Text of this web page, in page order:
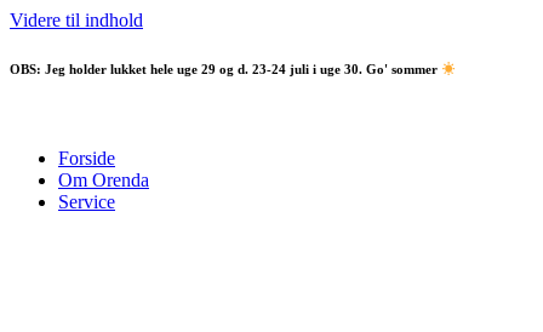
Videre til indhold
OBS: Jeg holder lukket hele uge 29 og d. 23-24 juli i uge 30. Go' sommer
Forside
Om Orenda
Service